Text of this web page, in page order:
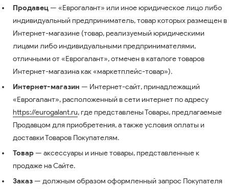
Продавец— «Еврогалант» или иное юридическое лицо либо
индивидуальный предприниматель, товар которых размещен в
Интернет-магазине (товар, реализуемый юридическими
лицами либо индивидуальными предпринимателями,
отличными от «Еврогалант», отмечен в каталоге товаров
Интернет-магазина как «маркетплейс-товар»).
Интернет-магазин — Интернет-сайт, принадлежащий
«Еврогалант», расположенный в сети интернет по адресу
https://eurogalant.ru, где представлены Товары, предлагаемые
Продавцом для приобретения, а также условия оплаты и
доставки Товаров Покупателям.
Товар— аксессуары и иные товары, представленные к
продаже на Сайте.
Заказ— должным образом оформленный запрос Покупателя